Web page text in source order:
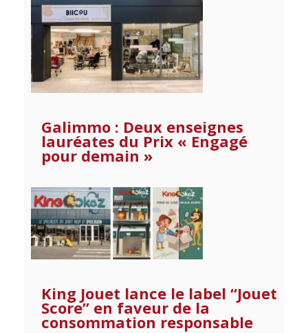
Galimmo : Deux enseignes
lauréates du Prix « Engagé
pour demain »
King Jouet lance le label “Jouet
Score” en faveur de la
consommation responsable